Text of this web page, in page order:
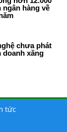
ngân hàng về
chưa phát
doanh xăng
tức